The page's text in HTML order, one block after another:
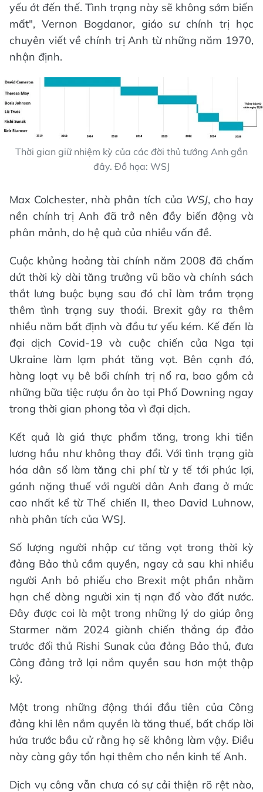
yếu ớt đến thế. Tình trạng này sẽ không sớm biến
mất", Vernon Bogdanor, giáo sư chính trị học
chuyên viết về chính trị Anh từ những năm 1970,
nhận định.
Thời gian giữ nhiệm kỳ của các đời thủ tướng Anh gần
đây. Đồ họa: WSJ
Max Colchester, nhà phân tích của WSJ, cho hay
nền chính trị Anh đã trở nên đầy biến động và
phân mảnh, do hệ quả của nhiều vấn đề.
Cuộc khủng hoảng tài chính năm 2008 đã chấm
dứt thời kỳ dài tăng trưởng vũ bão và chính sách
thắt lưng buộc bụng sau đó chỉ làm trầm trọng
thêm tình trạng suy thoái. Brexit gây ra thêm
nhiều năm bất định và đầu tư yếu kém. Kế đến là
đại dịch Covid-19 và cuộc chiến của Nga tại
Ukraine làm lạm phát tăng vọt. Bên cạnh đó,
hàng loạt vụ bê bối chính trị nổ ra, bao gồm cả
những bữa tiệc rượu ồn ào tại Phố Downing ngay
trong thời gian phong tỏa vì đại dịch.
Kết quả là giá thực phẩm tăng, trong khi tiền
lương hầu như không thay đổi. Với tình trạng già
hóa dân số làm tăng chi phí từ y tế tới phúc lợi,
gánh nặng thuế với người dân Anh đang ở mức
cao nhất kể từ Thế chiến II, theo David Luhnow,
nhà phân tích của WSJ.
Số lượng người nhập cư tăng vọt trong thời kỳ
đảng Bảo thủ cầm quyền, ngay cả sau khi nhiều
người Anh bỏ phiếu cho Brexit một phần nhằm
hạn chế dòng người xin tị nạn đổ vào đất nước.
Đây được coi là một trong những lý do giúp ông
Starmer năm 2024 giành chiến thắng áp đảo
trước đối thủ Rishi Sunak của đảng Bảo thủ, đưa
Công đảng trở lại nắm quyền sau hơn một thập
kỷ.
Một trong những động thái đầu tiên của Công
đảng khi lên nắm quyền là tăng thuế, bất chấp lời
hứa trước bầu cử rằng họ sẽ không làm vậy. Điều
này càng gây tổn hại thêm cho nền kinh tế Anh.
Dịch vụ công vẫn chưa có sự cải thiện rõ rệt nào,